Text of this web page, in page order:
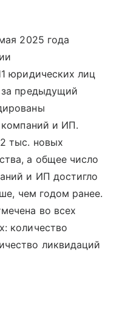
2025 года
юридических лиц
предыдущий
компаний и ИП.
тыс. новых
а общее число
и ИП достигло
чем годом ранее.
во всех
количество
ликвидаций